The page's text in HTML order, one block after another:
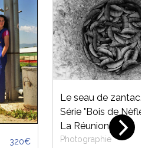
320€
Le seau de zantac.
Série "Bois de Nèfle".
La Réunion.
Photographie